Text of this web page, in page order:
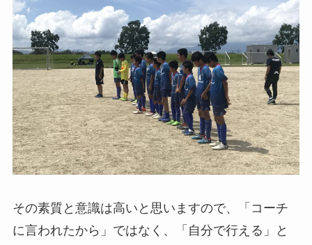
その素質と意識は高いと思いますので、「コーチ
に言われたから」ではなく、「自分で行える」と